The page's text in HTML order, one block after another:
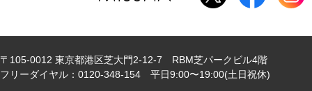
〒105-0012 東京都港区芝大門2-12-7 RBM芝パークビル4階
フリーダイヤル：0120-348-154 平日9:00〜19:00(土日祝休)